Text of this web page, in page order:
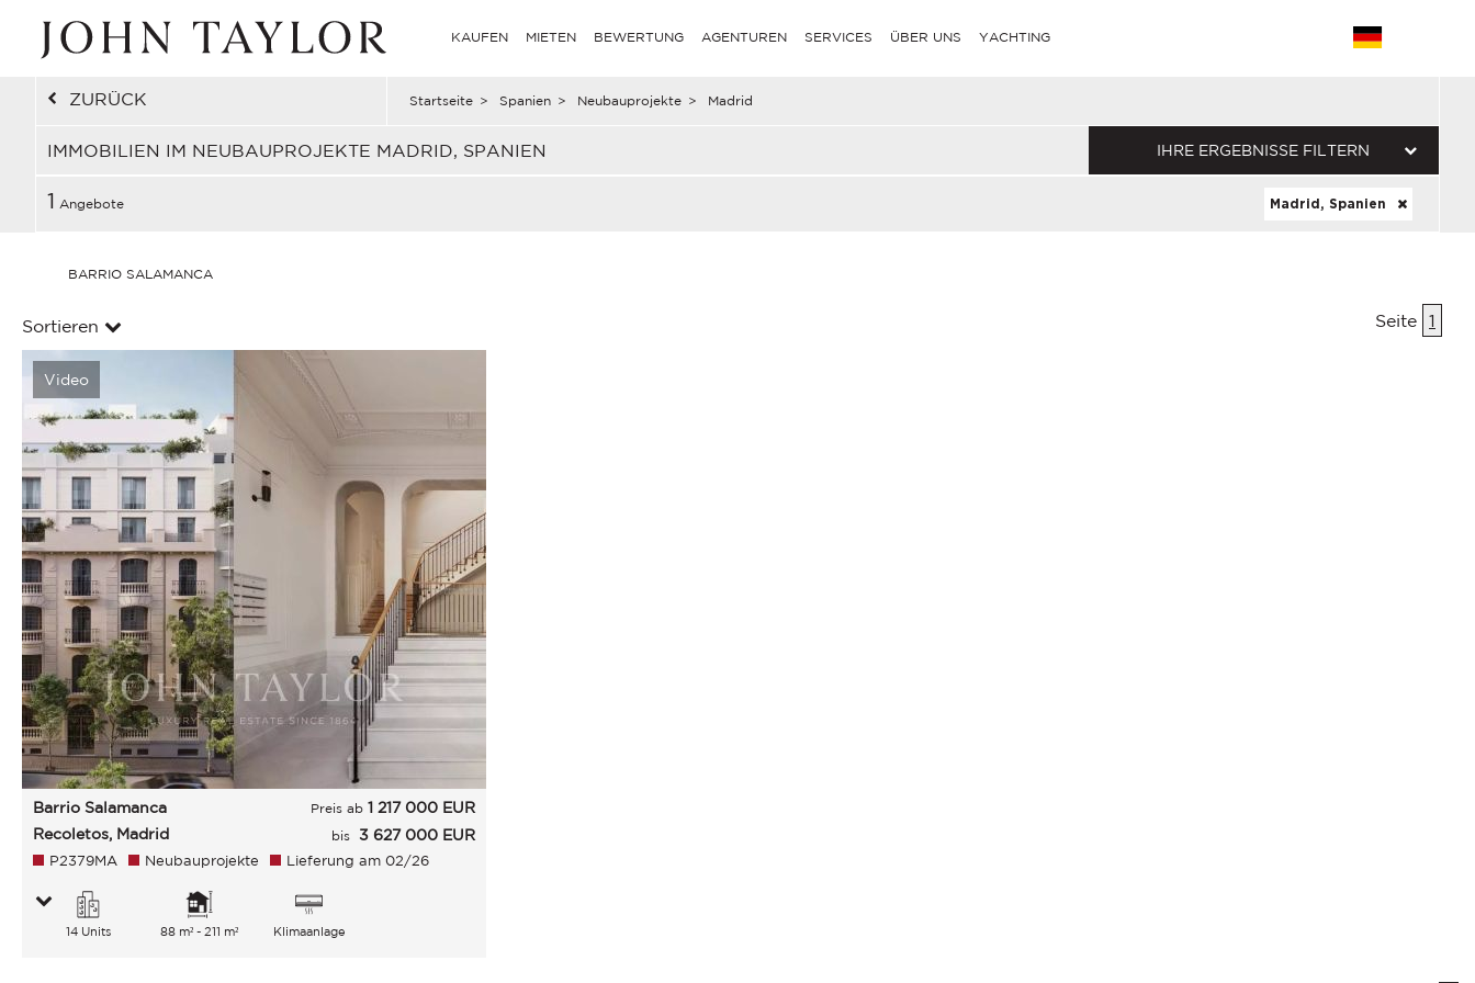
KAUFEN MIETEN BEWERTUNG AGENTUREN SERVICES ÜBER UNS YACHTING
ZURÜCK Startseite > Spanien > Neubauprojekte > Madrid
IMMOBILIEN IM NEUBAUPROJEKTE MADRID, SPANIEN IHRE ERGEBNISSE FILTERN
1 Angebote Madrid, Spanien
BARRIO SALAMANCA
Sortieren Seite 1
Video
Barrio Salamanca
Recoletos, Madrid
Preis ab 1 217 000 EUR
bis 3 627 000 EUR
P2379MA Neubauprojekte Lieferung am 02/26
14 Units 88 m² - 211 m² Klimaanlage